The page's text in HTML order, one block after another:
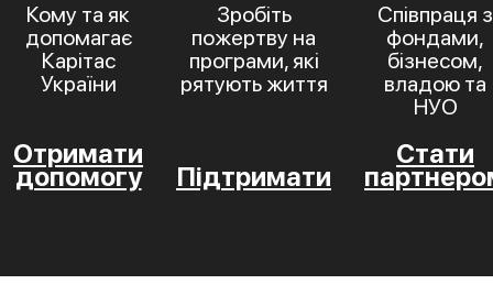
Кому та як
допомагає
Карітас
України
Отримати
допомогу
Зробіть
пожертву на
програми, які
рятують життя
Підтримати
Співпраця з
фондами,
бізнесом,
владою та
НУО
Стати